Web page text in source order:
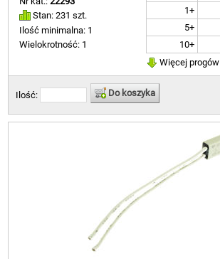
Stan: 231 szt.
Ilość minimalna: 1
Wielokrotność: 1
1+
5+
10+
Więcej progów
Ilość: Do koszyka